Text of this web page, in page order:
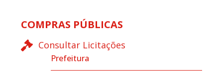
COMPRAS PÚBLICAS
Consultar Licitações
Prefeitura